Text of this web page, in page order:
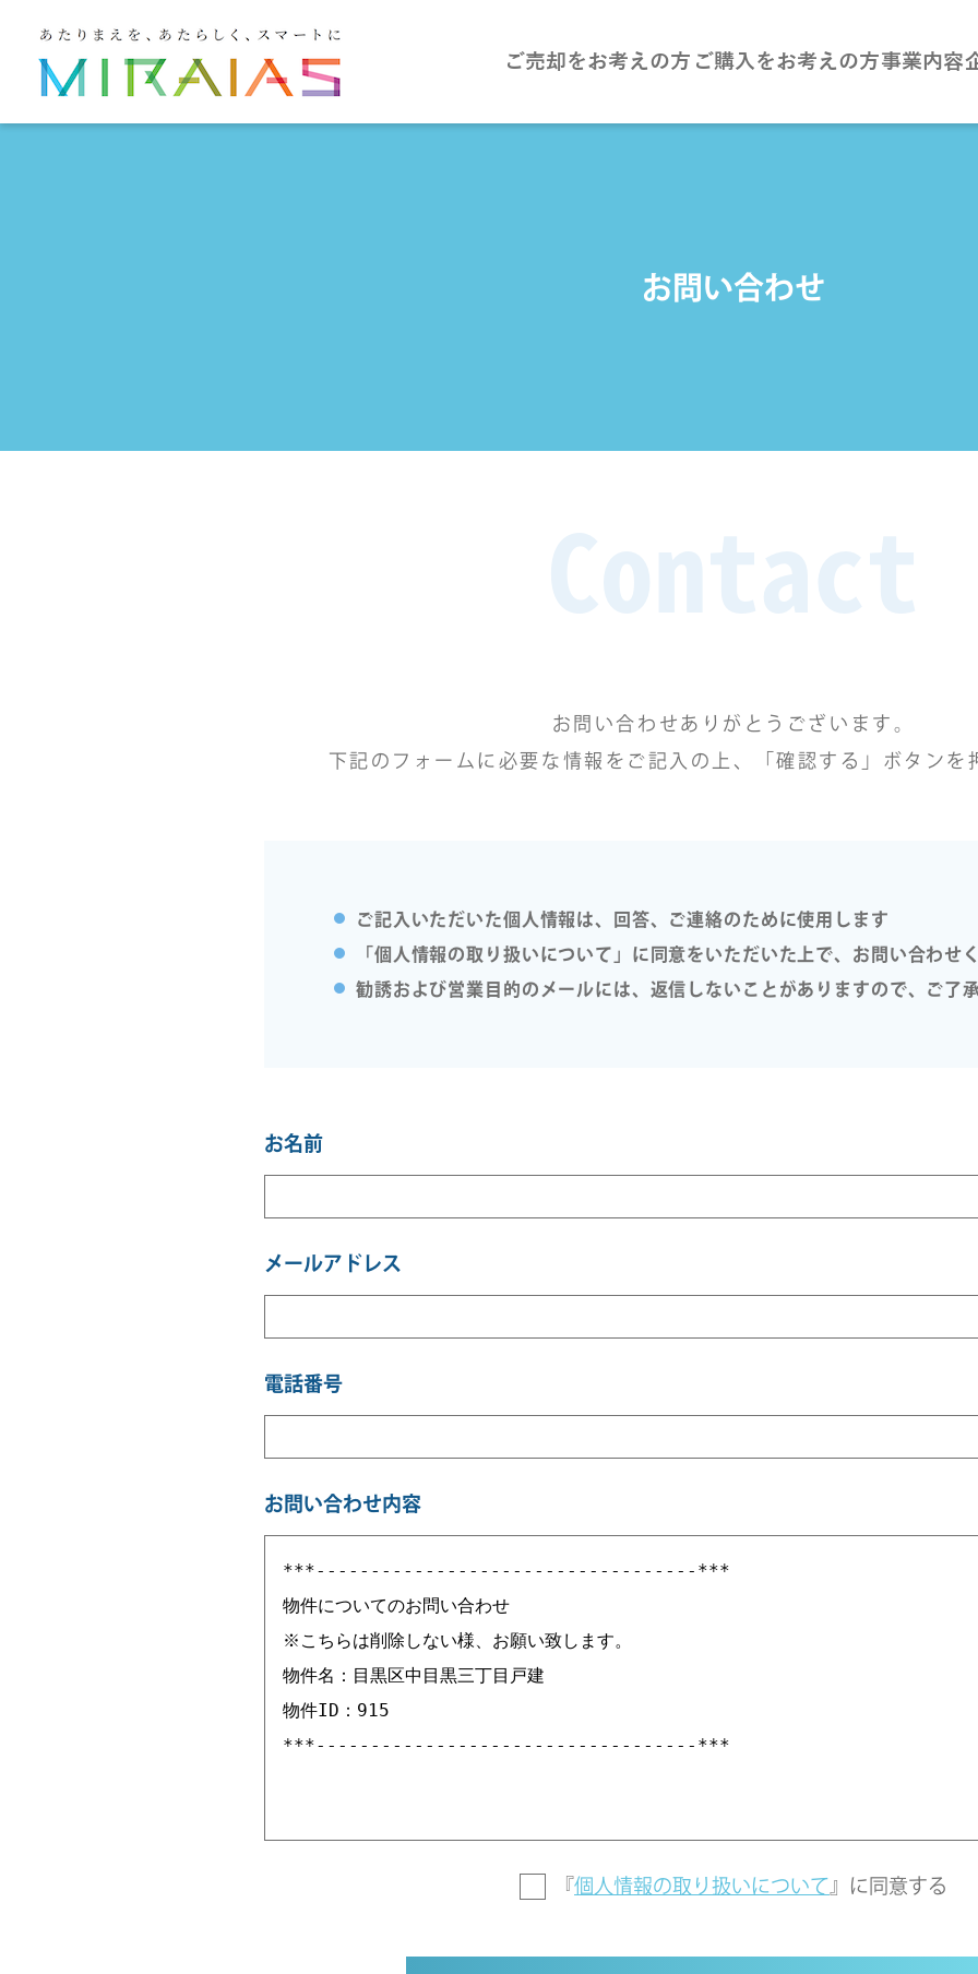
ご売却をお考えの方 ご購入をお考えの方事業内容
お問い合わせ
お問い合わせありがとうございます。
下記のフォームに必要な情報をご記入の上、「確認する」ボタンを
ご記入いただいた個人情報は、回答、ご連絡のために使用します
「個人情報の取り扱いについて」に同意をいただいた上で、お問い合わせ
勧誘および営業目的のメールには、返信しないことがありますので、ご了
お名前
メールアドレス
電話番号
お問い合わせ内容
『個人情報の取り扱いについて 』に 同意する